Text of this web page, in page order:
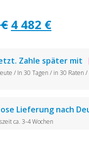
€
war:
4
4 482 €
ist:
4
Zahle später mit
/ In 30 Tagen / in 30 Raten
Lieferung nach
ca. 3-4 Wochen